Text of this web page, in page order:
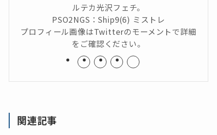
ルテカ光沢フェチ。
PSO2NGS：Ship9(6) ミストレ
プロフィール画像はTwitterのモーメントで詳細
をご確認ください。
関連記事